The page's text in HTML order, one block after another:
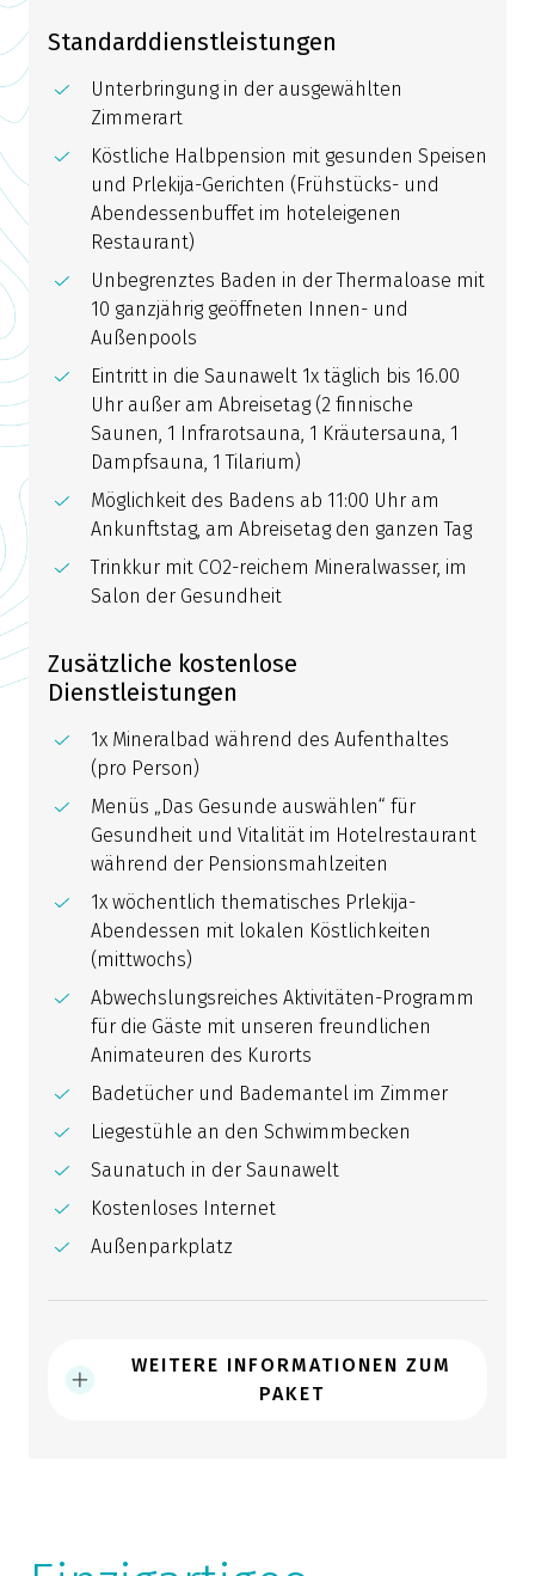
Standarddienstleistungen
Unterbringung in der ausgewählten
Zimmerart
Köstliche Halbpension mit gesunden Speisen
und Prlekija-Gerichten (Frühstücks- und
Abendessenbuffet im hoteleigenen
Restaurant)
Unbegrenztes Baden in der Thermaloase mit
10 ganzjährig geöffneten Innen- und
Außenpools
Eintritt in die Saunawelt 1x täglich bis 16.00
Uhr außer am Abreisetag (2 finnische
Saunen, 1 Infrarotsauna, 1 Kräutersauna, 1
Dampfsauna, 1 Tilarium)
Möglichkeit des Badens ab 11:00 Uhr am
Ankunftstag, am Abreisetag den ganzen Tag
Trinkkur mit CO2-reichem Mineralwasser, im
Salon der Gesundheit
Zusätzliche kostenlose
Dienstleistungen
1x Mineralbad während des Aufenthaltes
(pro Person)
Menüs „Das Gesunde auswählen“ für
Gesundheit und Vitalität im Hotelrestaurant
während der Pensionsmahlzeiten
1x wöchentlich thematisches Prlekija-
Abendessen mit lokalen Köstlichkeiten
(mittwochs)
Abwechslungsreiches Aktivitäten-Programm
für die Gäste mit unseren freundlichen
Animateuren des Kurorts
Badetücher und Bademantel im Zimmer
Liegestühle an den Schwimmbecken
Saunatuch in der Saunawelt
Kostenloses Internet
Außenparkplatz
WEITERE INFORMATIONEN ZUM
PAKET